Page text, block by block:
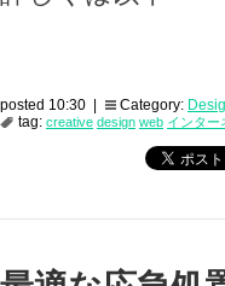
posted 10:30 | Category:
tag: creative design web インター